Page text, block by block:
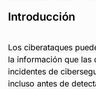
Introducción
Los ciberataques
la información que las
incidentes de
incluso antes de